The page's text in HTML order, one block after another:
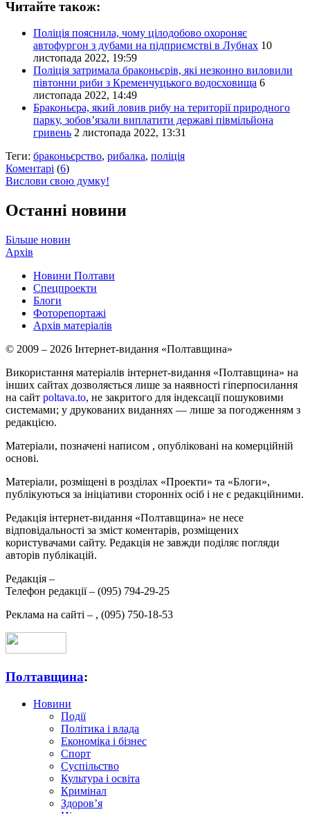
Читайте також:
Поліція пояснила, чому цілодобово охороняє
автофургон з дубами на підприємстві в Лубнах 10
листопада 2022, 19:59
Поліція затримала браконьєрів, які незконно виловили
півтонни риби з Кременчуцького водосховища 6
листопада 2022, 14:49
Браконьєра, який ловив рибу на території природного
парку, зобов’язали виплатити державі півмільйона
гривень 2 листопада 2022, 13:31
Теги: браконьєрство, рибалка, поліція
Коментарі (6)
Вислови свою думку!
Останні новини
Більше новин
Архів
Новини Полтави
Спецпроекти
Блоги
Фоторепортажі
Архів матеріалів
© 2009 – 2026 Інтернет-видання «Полтавщина»
Використання матеріалів інтернет-видання «Полтавщина» на
інших сайтах дозволяється лише за наявності гіперпосилання
на сайт poltava.to, не закритого для індексації пошуковими
системами; у друкованих виданнях — лише за погодженням з
редакцією.
Матеріали, позначені написом , опубліковані на комерційній
основі.
Матеріали, розміщені в розділах «Проекти» та «Блоги»,
публікуються за ініціативи сторонніх осіб і не є редакційними.
Редакція інтернет-видання «Полтавщина» не несе
відповідальності за зміст коментарів, розміщених
користувачами сайту. Редакція не завжди поділяє погляди
авторів публікацій.
Редакція –
Телефон редакції – (095) 794-29-25
Реклама на сайті – , (095) 750-18-53
Полтавщина:
Новини
Події
Політика і влада
Економіка і бізнес
Спорт
Суспільство
Культура і освіта
Кримінал
Здоров’я